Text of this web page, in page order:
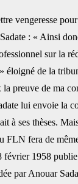
vengeresse
: « Ainsi
sur la
éloigné de la
preuve de ma
lui envoie la
à ses thèses.
FLN ‎fera de
1958
par Anouar